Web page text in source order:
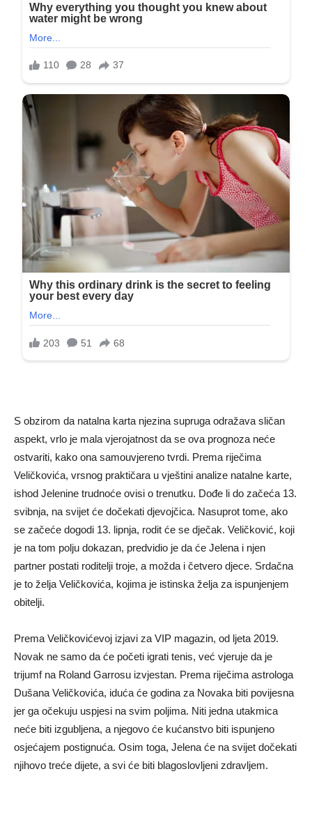
S obzirom da natalna karta njezina supruga odražava sličan
aspekt, vrlo je mala vjerojatnost da se ova prognoza neće
ostvariti, kako ona samouvjereno tvrdi. Prema riječima
Veličkovića, vrsnog praktičara u vještini analize natalne karte,
ishod Jelenine trudnoće ovisi o trenutku. Dođe li do začeća 13.
svibnja, na svijet će dočekati djevojčica. Nasuprot tome, ako
se začeće dogodi 13. lipnja, rodit će se dječak. Veličković, koji
je na tom polju dokazan, predvidio je da će Jelena i njen
partner postati roditelji troje, a možda i četvero djece. Srdačna
je to želja Veličkovića, kojima je istinska želja za ispunjenjem
obitelji.
Prema Veličkovićevoj izjavi za VIP magazin, od ljeta 2019.
Novak ne samo da će početi igrati tenis, već vjeruje da je
trijumf na Roland Garrosu izvjestan. Prema riječima astrologa
Dušana Veličkovića, iduća će godina za Novaka biti povijesna
jer ga očekuju uspjesi na svim poljima. Niti jedna utakmica
neće biti izgubljena, a njegovo će kućanstvo biti ispunjeno
osjećajem postignuća. Osim toga, Jelena će na svijet dočekati
njihovo treće dijete, a svi će biti blagoslovljeni zdravljem.